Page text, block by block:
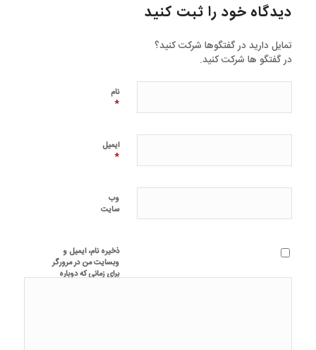
دیدگاه خود را ثبت کنید
تمایل دارید در گفتگوها شرکت کنید؟
در گفتگو ها شرکت کنید.
نام
*
ایمیل
*
وب‌
سایت
ذخیره نام، ایمیل و
وبسایت من در مرورگر
برای زمانی که دوباره